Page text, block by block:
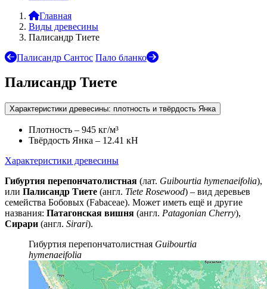
Главная
Виды древесины
Палисандр Тиете
Палисандр Сантос Пало бланко
Палисандр Тиете
Характеристики древесины: плотность и твёрдость Янка
Плотность – 945 кг/м³
Твёрдость Янка – 12.41 кН
Характеристики древесины
Гибуртия перепончатолистная (лат. Guibourtia hymenaeifolia),
или Палисандр Тиете (англ. Tiete Rosewood) – вид деревьев
семейства Бобовых (Fabaceae). Может иметь ещё и другие
названия: Патагонская вишня (англ. Patagonian Cherry),
Сирари (англ. Sirari).
Гибуртия перепончатолистная Guibourtia
hymenaeifolia